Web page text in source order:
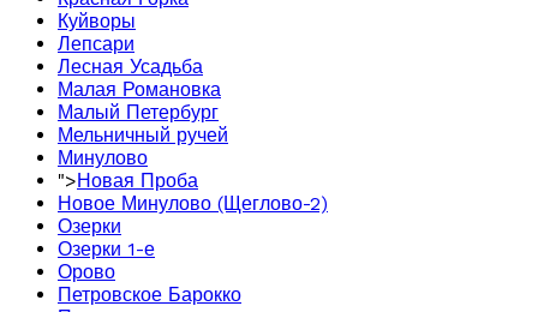
Куйворы
Лепсари
Лесная Усадьба
Малая Романовка
Малый Петербург
Мельничный ручей
Минулово
">Новая Проба
Новое Минулово (Щеглово-2)
Озерки
Озерки 1-е
Орово
Петровское Барокко